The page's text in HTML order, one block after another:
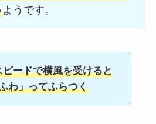
ようです。
ードで横風を受けると
わ」ってふらつく